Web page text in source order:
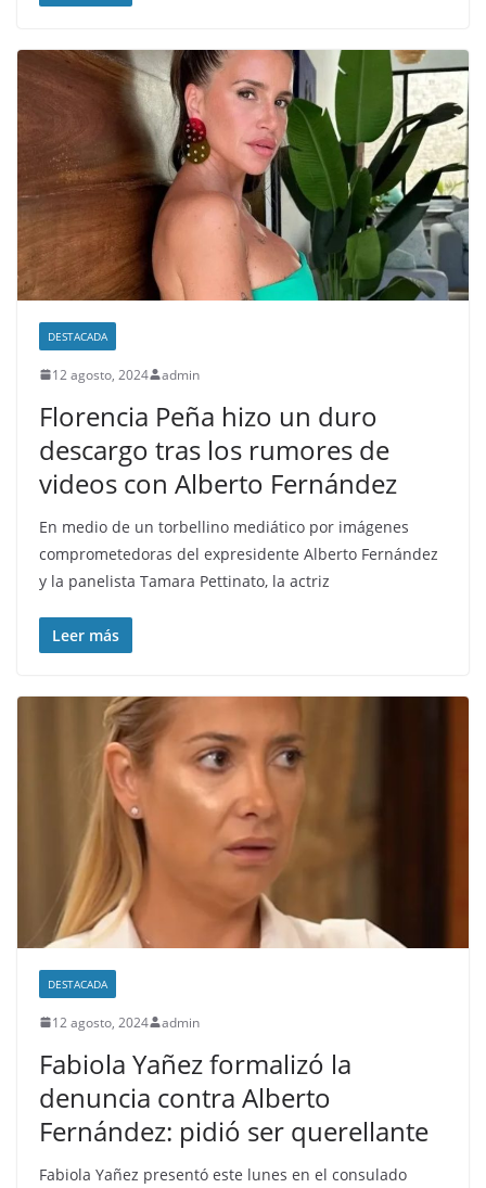
DESTACADA
12 agosto, 2024 admin
Florencia Peña hizo un duro
descargo tras los rumores de
videos con Alberto Fernández
En medio de un torbellino mediático por imágenes
comprometedoras del expresidente Alberto Fernández
y la panelista Tamara Pettinato, la actriz
Leer más
DESTACADA
12 agosto, 2024 admin
Fabiola Yañez formalizó la
denuncia contra Alberto
Fernández: pidió ser querellante
Fabiola Yañez presentó este lunes en el consulado